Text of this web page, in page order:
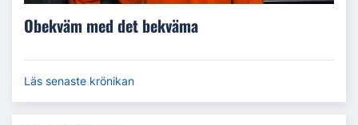
Obekväm med det bekväma
Läs senaste krönikan